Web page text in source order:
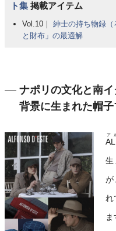
ト集 掲載アイテム
Vol.10｜ 紳士の持ち物録
と財布」の最適解
ナポリの文化と南
背景に生まれた帽
ア
生
が
れ
ま